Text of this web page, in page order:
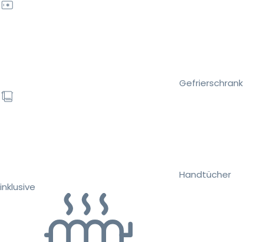
Gefrierschrank
Handtücher
inklusive